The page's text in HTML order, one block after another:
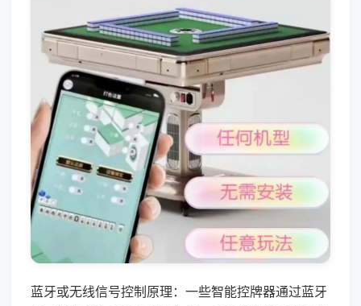
蓝牙或无线信号控制原理：一些智能控牌器通过蓝牙